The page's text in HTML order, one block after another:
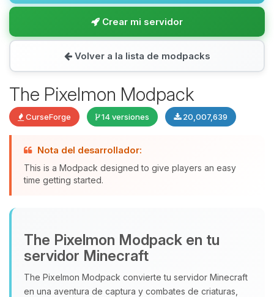
Crear mi servidor
Volver a la lista de modpacks
The Pixelmon Modpack
CurseForge 14 versiones 20,007,639
Nota del desarrollador:
This is a Modpack designed to give players an easy
time getting started.
The Pixelmon Modpack en tu
servidor Minecraft
The Pixelmon Modpack convierte tu servidor Minecraft
en una aventura de captura y combates de criaturas,
Yupi, por fin alguien con quien
hablar! Soy Choupy, tu pequeno
asistente de BoxToPlay. Cuentame
que necesitas y moveré mis
pequenos circuitos para ayudarte.